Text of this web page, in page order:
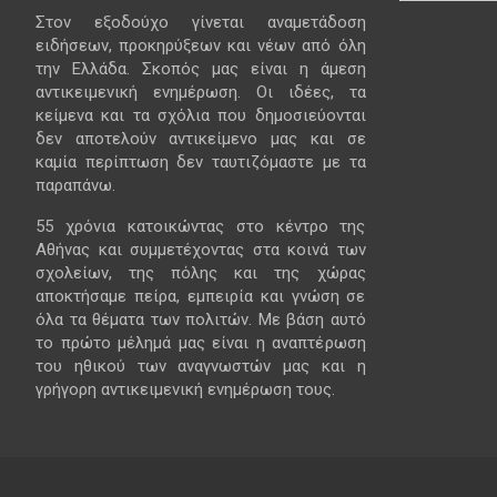
Στον εξοδούχο γίνεται αναμετάδοση
ειδήσεων, προκηρύξεων και νέων από όλη
την Ελλάδα. Σκοπός μας είναι η άμεση
αντικειμενική ενημέρωση. Οι ιδέες, τα
κείμενα και τα σχόλια που δημοσιεύονται
δεν αποτελούν αντικείμενο μας και σε
καμία περίπτωση δεν ταυτιζόμαστε με τα
παραπάνω.
55 χρόνια κατοικώντας στο κέντρο της
Αθήνας και συμμετέχοντας στα κοινά των
σχολείων, της πόλης και της χώρας
αποκτήσαμε πείρα, εμπειρία και γνώση σε
όλα τα θέματα των πολιτών. Με βάση αυτό
το πρώτο μέλημά μας είναι η αναπτέρωση
του ηθικού των αναγνωστών μας και η
γρήγορη αντικειμενική ενημέρωση τους.